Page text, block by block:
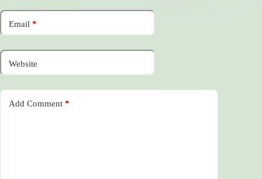
Email *
Website
Add Comment *